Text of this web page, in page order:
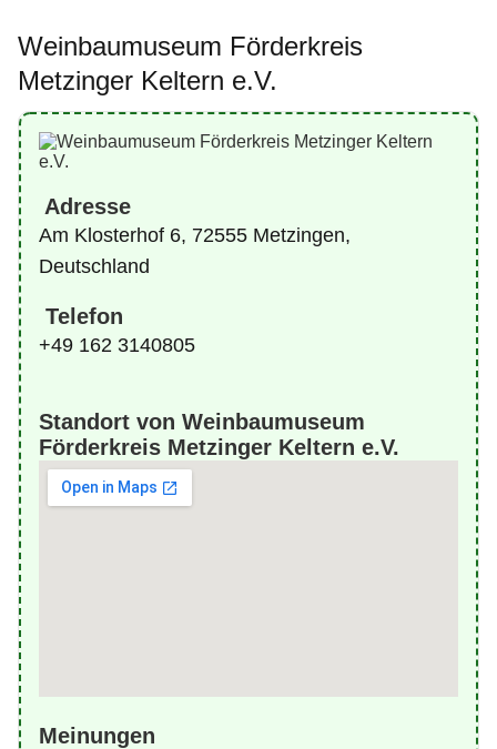
Weinbaumuseum Förderkreis
Metzinger Keltern e.V.
Adresse
Am Klosterhof 6, 72555 Metzingen,
Deutschland
Telefon
+49 162 3140805
Standort von Weinbaumuseum
Förderkreis Metzinger Keltern e.V.
Meinungen